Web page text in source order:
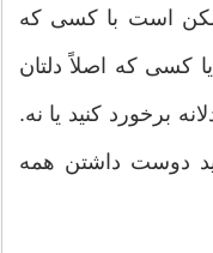
ممکن است با کسی که
کسی که اصلاً دلتان
برخورد کنید یا نه.
دوست داشتن همه